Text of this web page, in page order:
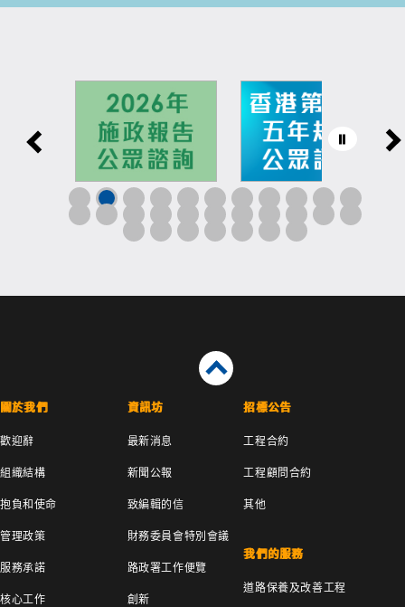
關於我們
歡迎辭
組織結構
抱負和使命
管理政策
服務承諾
核心工作
資訊坊
最新消息
新聞公報
致編輯的信
財務委員會特別會議
路政署工作便覽
創新
招標公告
工程合約
工程顧問合約
其他
我們的服務
道路保養及改善工程